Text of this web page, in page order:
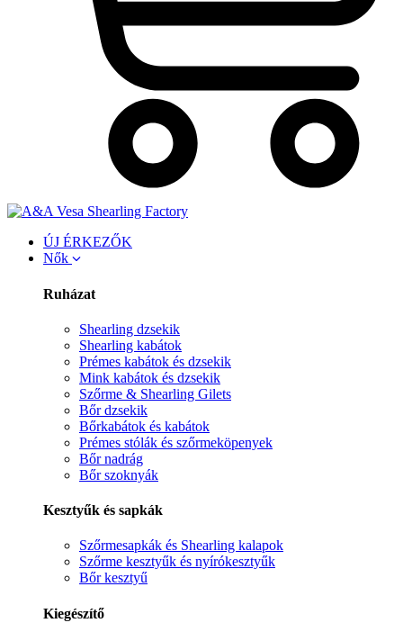
ÚJ ÉRKEZŐK
Nők
Ruházat
Shearling dzsekik
Shearling kabátok
Prémes kabátok és dzsekik
Mink kabátok és dzsekik
Szőrme & Shearling Gilets
Bőr dzsekik
Bőrkabátok és kabátok
Prémes stólák és szőrmeköpenyek
Bőr nadrág
Bőr szoknyák
Kesztyűk és sapkák
Szőrmesapkák és Shearling kalapok
Szőrme kesztyűk és nyírókesztyűk
Bőr kesztyű
Kiegészítő